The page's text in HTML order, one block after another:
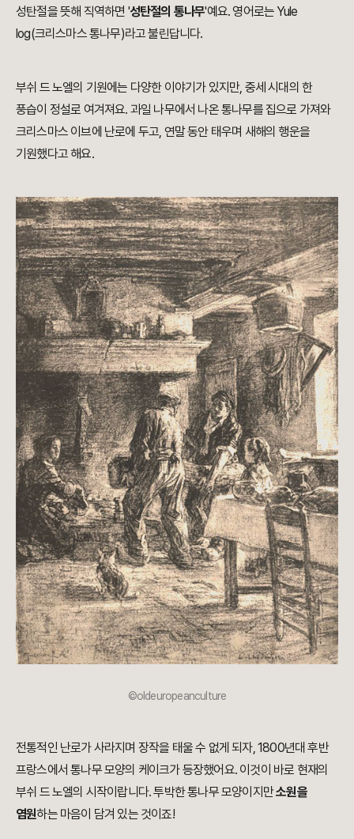
성탄절을 뜻해 직역하면 '성탄절의 통나무'예요. 영어로는 Yule
log(크리스마스 통나무)라고 불린답니다.
부쉬 드 노엘의 기원에는 다양한 이야기가 있지만, 중세 시대의 한
풍습이 정설로 여겨져요. 과일 나무에서 나온 통나무를 집으로 가져와
크리스마스 이브에 난로에 두고, 연말 동안 태우며 새해의 행운을
기원했다고 해요.
©oldeuropeanculture
전통적인 난로가 사라지며 장작을 태울 수 없게 되자, 1800년대 후반
프랑스에서 통나무 모양의 케이크가 등장했어요. 이것이 바로 현재의
부쉬 드 노엘의 시작이랍니다. 투박한 통나무 모양이지만소원을
염원하는 마음이 담겨 있는 것이죠!